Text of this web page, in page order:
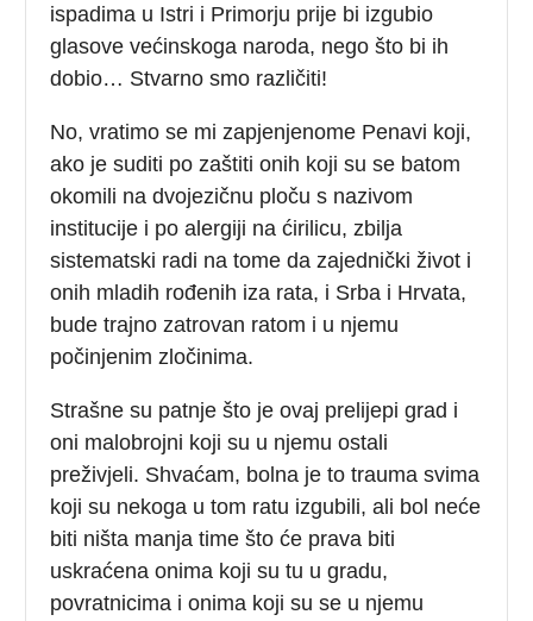
ispadima u Istri i Primorju prije bi izgubio
glasove većinskoga naroda, nego što bi ih
dobio… Stvarno smo različiti!
No, vratimo se mi zapjenjenome Penavi koji,
ako je suditi po zaštiti onih koji su se batom
okomili na dvojezičnu ploču s nazivom
institucije i po alergiji na ćirilicu, zbilja
sistematski radi na tome da zajednički život i
onih mladih rođenih iza rata, i Srba i Hrvata,
bude trajno zatrovan ratom i u njemu
počinjenim zločinima.
Strašne su patnje što je ovaj prelijepi grad i
oni malobrojni koji su u njemu ostali
preživjeli. Shvaćam, bolna je to trauma svima
koji su nekoga u tom ratu izgubili, ali bol neće
biti ništa manja time što će prava biti
uskraćena onima koji su tu u gradu,
povratnicima i onima koji su se u njemu